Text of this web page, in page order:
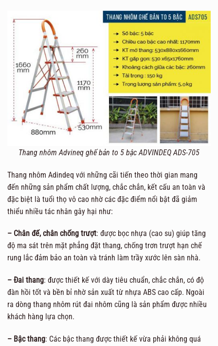
Thang nhôm Advineq ghế bản to 5 bậc ADVINDEQ ADS-705
Thang nhôm Adindeq với những cãi tiến theo thời gian mang
đến những sản phẩm chất lượng, chắc chắn, kết cấu an toàn và
đặc biệt là tuổi thọ vô cao nhờ các đặc điểm nổi bật đã giảm
thiểu nhiều tác nhân gây hại như:
– Chân đế, chân chống trượt: được bọc nhựa (cao su) giúp tăng
độ ma sát trên mặt phẳng đặt thang, chống trơn trượt hạn chế
rung lắc đảm bảo an toàn và tránh làm trầy xước lên sàn nhà.
– Đai thang: được thiết kế với dày tiêu chuẩn, chắc chắn, có độ
đàn hồi tốt và bền bỉ nhờ sản xuất từ nhựa ABS cao cấp. Ngoài
ra dòng thang nhôm rút đai nhôm cũng là sản phẩm được nhiều
khách hàng lựa chọn.
– Bậc thang: Các bậc thang được thiết kế vừa phải không quá